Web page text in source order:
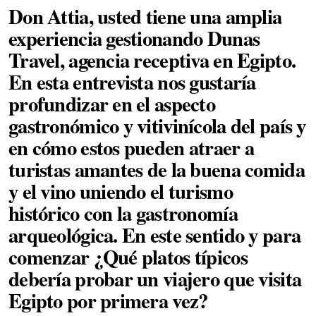
Don Attia, usted tiene una amplia
experiencia gestionando Dunas
Travel, agencia receptiva en Egipto.
En esta entrevista nos gustaría
profundizar en el aspecto
gastronómico y vitivinícola del país y
en cómo estos pueden atraer a
turistas amantes de la buena comida
y el vino uniendo el turismo
histórico con la gastronomía
arqueológica. En este sentido y para
comenzar ¿Qué platos típicos
debería probar un viajero que visita
Egipto por primera vez?